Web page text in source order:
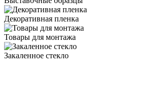
Декоративная пленка
Товары для монтажа
Закаленное стекло